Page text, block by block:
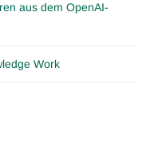
aus dem OpenAI-
Work